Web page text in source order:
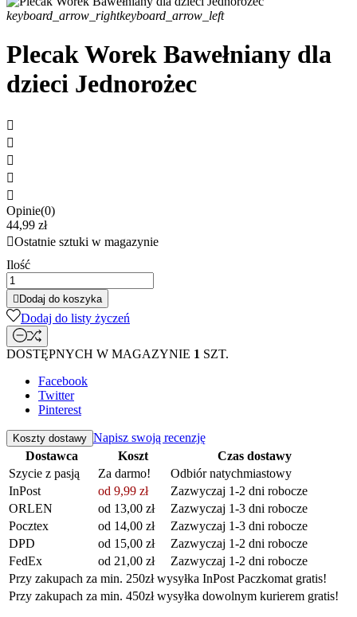
keyboard_arrow_rightkeyboard_arrow_left
Plecak Worek Bawełniany dla
dzieci Jednorożec





Opinie(0)
44,99 zł
Ostatnie sztuki w magazynie
Ilość
 Dodaj do koszyka
Dodaj do listy życzeń
DOSTĘPNYCH W MAGAZYNIE 1 SZT.
Facebook
Twitter
Pinterest
Koszty dostawy Napisz swoją recenzję
Dostawca
Koszt
Czas dostawy
Szycie z pasją
Za darmo!
Odbiór natychmiastowy
InPost
od 9,99 zł
Zazwyczaj 1-2 dni robocze
ORLEN
od 13,00 zł
Zazwyczaj 1-3 dni robocze
Pocztex
od 14,00 zł
Zazwyczaj 1-3 dni robocze
DPD
od 15,00 zł
Zazwyczaj 1-2 dni robocze
FedEx
od 21,00 zł
Zazwyczaj 1-2 dni robocze
Przy zakupach za min. 250zł wysyłka InPost Paczkomat gratis!
Przy zakupach za min. 450zł wysyłka dowolnym kurierem gratis!